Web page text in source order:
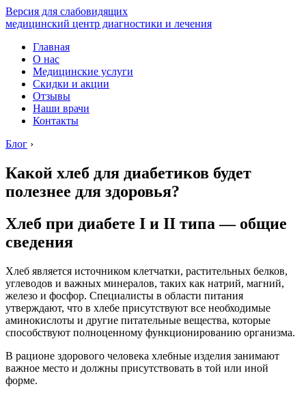
Версия для слабовидящих
медицинский центр диагностики и лечения
Главная
О нас
Медицинские услуги
Скидки и акции
Отзывы
Наши врачи
Контакты
Блог ›
Какой хлеб для диабетиков будет
полезнее для здоровья?
Хлеб при диабете I и II типа — общие
сведения
Хлеб является источником клетчатки, растительных белков,
углеводов и важных минералов, таких как натрий, магний,
железо и фосфор. Специалисты в области питания
утверждают, что в хлебе присутствуют все необходимые
аминокислоты и другие питательные вещества, которые
способствуют полноценному функционированию организма.
В рационе здорового человека хлебные изделия занимают
важное место и должны присутствовать в той или иной
форме.